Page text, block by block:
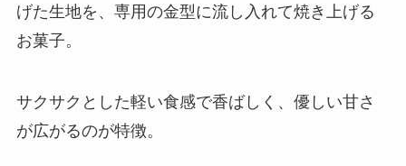
げた生地を、専用の金型に流し入れて焼き上げる
お菓子。
サクサクとした軽い食感で香ばしく、優しい甘さ
が広がるのが特徴。